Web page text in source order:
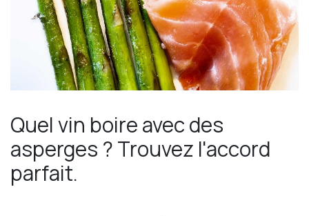
Quel vin boire avec des
asperges ? Trouvez l'accord
parfait.